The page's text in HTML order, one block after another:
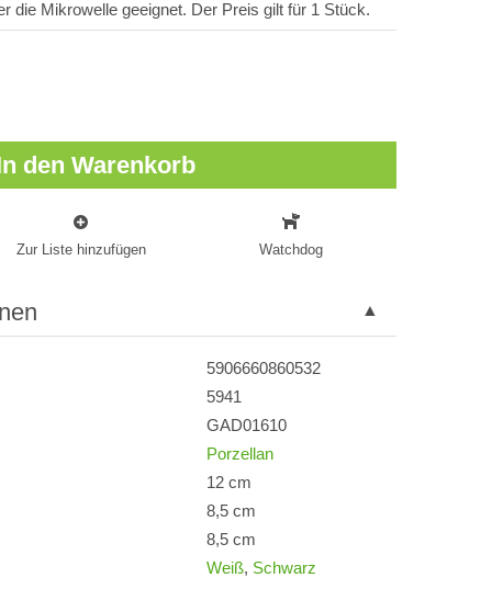
die Mikrowelle geeignet. Der Preis gilt für 1 Stück.
den Warenkorb
Zur Liste hinzufügen Watchdog
5906660860532
5941
GAD01610
Porzellan
12 cm
8,5 cm
8,5 cm
Weiß, Schwarz